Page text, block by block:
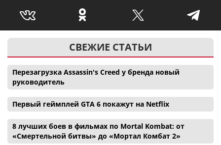
СВЕЖИЕ СТАТЬИ
Перезагрузка Assassin's Creed у бренда новый
руководитель
Первый геймплей GTA 6 покажут на Netflix
8 лучших боев в фильмах по Mortal Kombat: от
«Смертельной битвы» до «Мортал Комбат 2»